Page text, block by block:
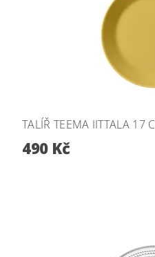
TALÍŘ TEEMA IITTALA 17
490 Kč